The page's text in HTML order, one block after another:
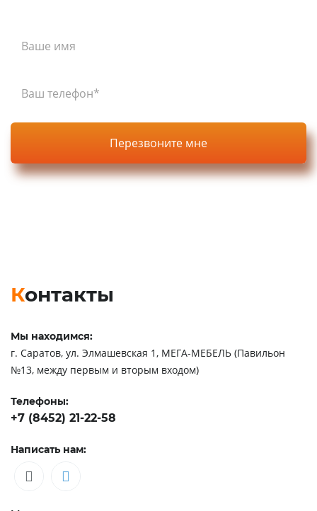
Контакты
Мы находимся:
г. Саратов, ул. Элмашевская 1, МЕГА-МЕБЕЛЬ (Павильон
№13, между первым и вторым входом)
Телефоны:
+7 (8452) 21-22-58
Написать нам: